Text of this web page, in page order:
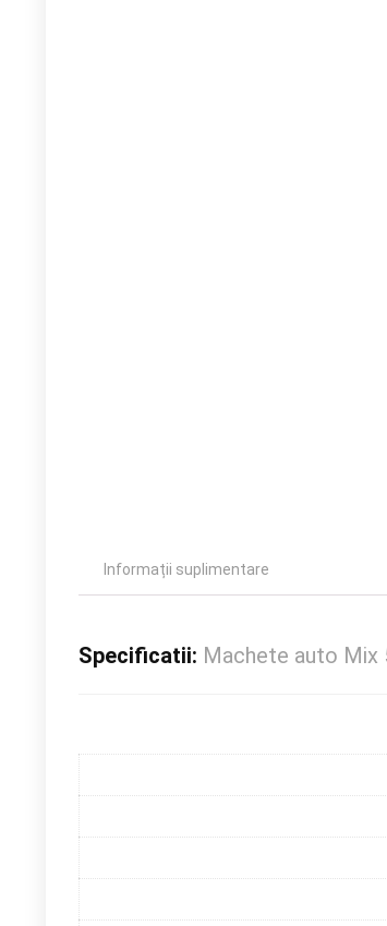
Informații suplimentare
Specificatii: Machete auto Mix